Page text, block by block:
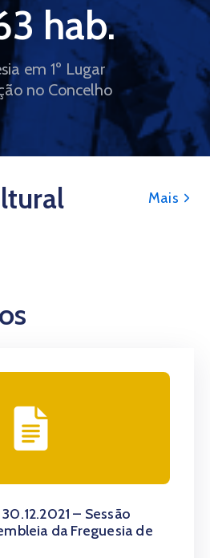
em 1º Lugar
no Concelho
hab.
Mais
– Sessão
da Freguesia de